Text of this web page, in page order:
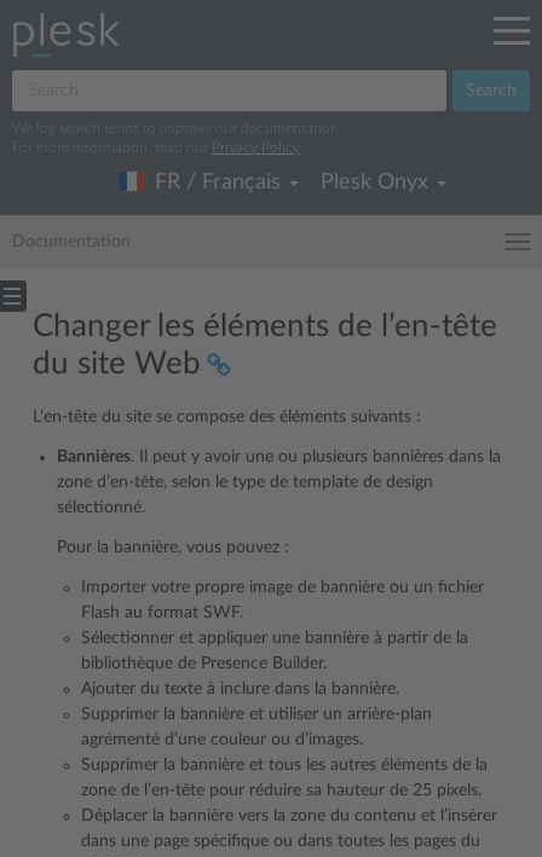
Search
We log search terms to improve our documentation.
For more information, read our
Privacy Policy
FR / Français Plesk Onyx
Documentation
Changer les éléments de l’en-tête
du site Web
L’en-tête du site se compose des éléments suivants :
Bannières. Il peut y avoir une ou plusieurs bannières dans la
zone d’en-tête, selon le type de template de design
sélectionné.
Pour la bannière, vous pouvez :
Importer votre propre image de bannière ou un fichier
Flash au format SWF.
Sélectionner et appliquer une bannière à partir de la
bibliothèque de Presence Builder.
Ajouter du texte à inclure dans la bannière.
Supprimer la bannière et utiliser un arrière-plan
agrémenté d’une couleur ou d’images.
Supprimer la bannière et tous les autres éléments de la
zone de l’en-tête pour réduire sa hauteur de 25 pixels.
Déplacer la bannière vers la zone du contenu et l’insérer
dans une page spécifique ou dans toutes les pages du